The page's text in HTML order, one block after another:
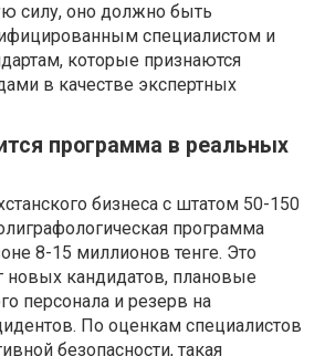
силу, оно должно быть
специалистом и
которые признаются
в качестве экспертных
программа в реальных
бизнеса с штатом 50-150
программа
8-15 миллионов тенге. Это
новых кандидатов, плановые
персонала и резерв на
По оценкам специалистов
безопасности, такая